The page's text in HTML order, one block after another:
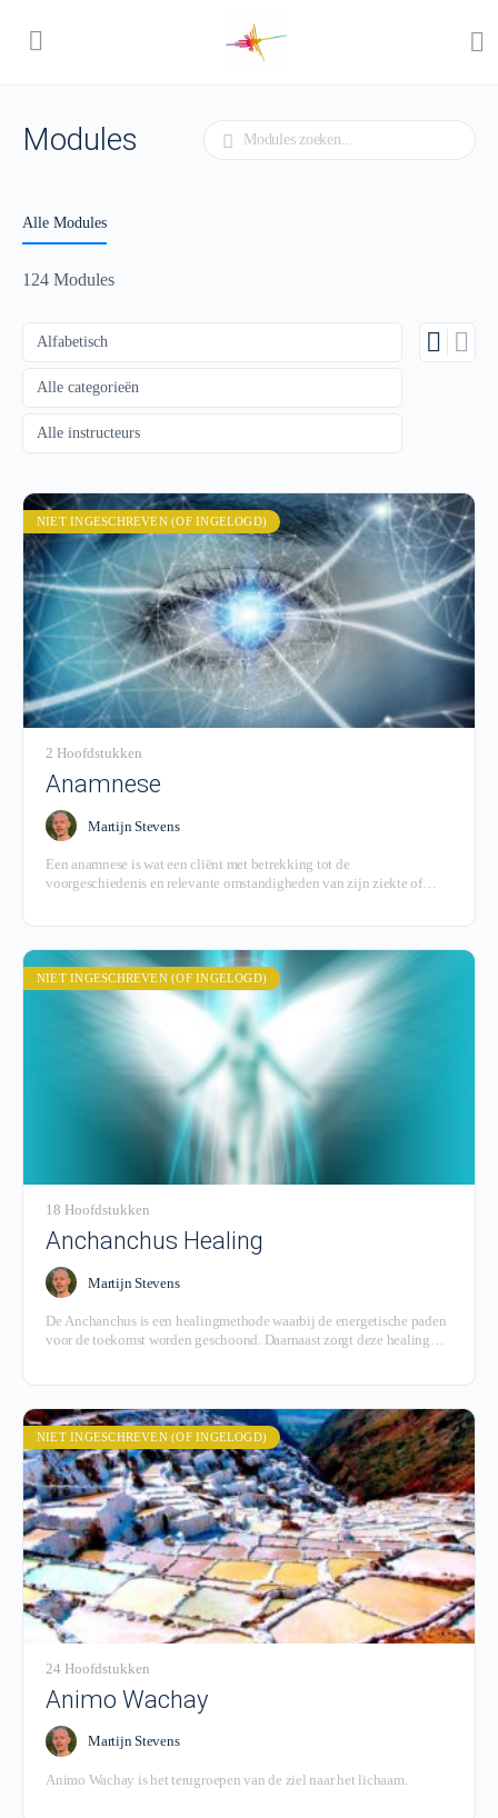
Modules Zoeken
Alle Modules
124 Modules
NIET INGESCHREVEN (OF INGELOGD)
2 Hoofdstukken
Anamnese
Martijn Stevens
Een anamnese is wat een cliënt met betrekking tot de
voorgeschiedenis en relevante omstandigheden van zijn ziekte of
NIET INGESCHREVEN (OF INGELOGD)
18 Hoofdstukken
Anchanchus Healing
Martijn Stevens
De Anchanchus is een healingmethode waarbij de energetische paden
voor de toekomst worden geschoond. Daarnaast zorgt deze healing
NIET INGESCHREVEN (OF INGELOGD)
24 Hoofdstukken
Animo Wachay
Martijn Stevens
Animo Wachay is het terugroepen van de ziel naar het lichaam.